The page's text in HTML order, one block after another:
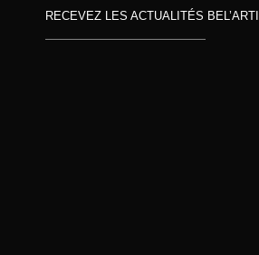
RECEVEZ LES ACTUALITÉS BEL’ARTI